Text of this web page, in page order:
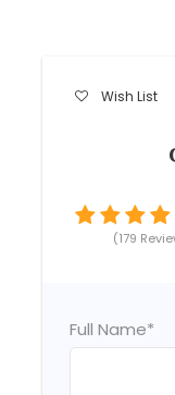
Wish List
(179
Full Name*